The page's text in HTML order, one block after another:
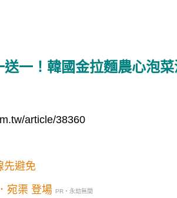
一！韓國金拉麵農心泡
article/38360
先避免
大開戰 新地圖．宛渠 登場 PR・永劫無間